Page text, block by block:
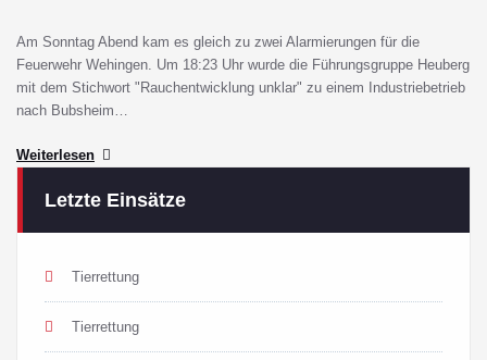
Am Sonntag Abend kam es gleich zu zwei Alarmierungen für die
Feuerwehr Wehingen. Um 18:23 Uhr wurde die Führungsgruppe Heuberg
mit dem Stichwort "Rauchentwicklung unklar" zu einem Industriebetrieb
nach Bubsheim…
Weiterlesen
Letzte Einsätze
Tierrettung
Tierrettung